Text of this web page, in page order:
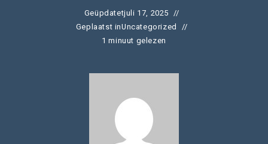
Geüpdatetjuli 17, 2025
Geplaatst inUncategorized
1 minuut gelezen